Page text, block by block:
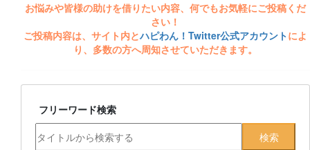
お悩みや皆様の助けを借りたい内容、何でもお気軽にご投稿くだ
さい！
ご投稿内容は、サイト内とハピわん！Twitter公式アカウントによ
り、多数の方へ周知させていただきます。
フリーワード検索